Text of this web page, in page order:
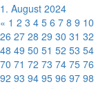
1. August 2024
« 1 2 3 4 5 6 7 8 9 10
26 27 28 29 30 31 32
48 49 50 51 52 53 54
70 71 72 73 74 75 76
92 93 94 95 96 97 98